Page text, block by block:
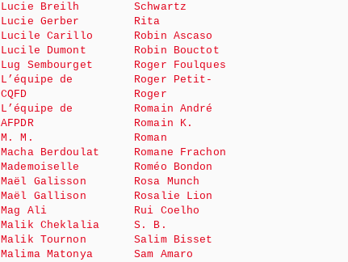
Lucie Breilh
Lucie Gerber
Lucile Carillo
Lucile Dumont
Lug Sembourget
L’équipe de
CQFD
L’équipe de
AFPDR
M. M.
Macha Berdoulat
Mademoiselle
Maël Galisson
Maël Gallison
Mag Ali
Malik Cheklalia
Malik Tournon
Malima Matonya
Schwartz
Rita
Robin Ascaso
Robin Bouctot
Roger Foulques
Roger Petit-
Roger
Romain André
Romain K.
Roman
Romane Frachon
Roméo Bondon
Rosa Munch
Rosalie Lion
Rui Coelho
S. B.
Salim Bisset
Sam Amaro